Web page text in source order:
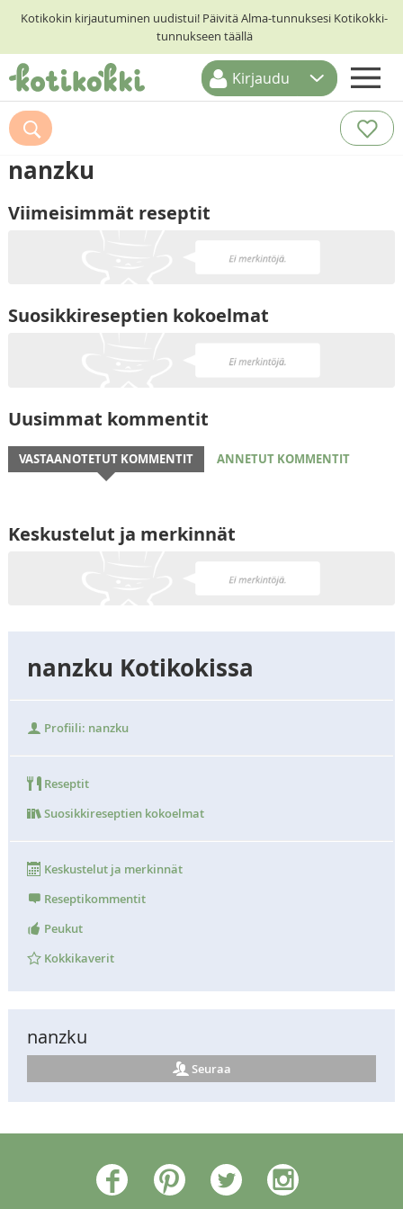
Kotikokin kirjautuminen uudistui! Päivitä Alma-tunnuksesi Kotikokki-
tunnukseen täällä
ETUSIVU
RESEPTIHAKU
RUOKATEEMAT
KESKUSTELUT
Kirjaudu
nanzku
Viimeisimmät reseptit
Suosikkireseptien kokoelmat
Uusimmat kommentit
VASTAANOTETUT KOMMENTIT ANNETUT KOMMENTIT
Keskustelut ja merkinnät
nanzku Kotikokissa
Profiili: nanzku
Reseptit
Suosikkireseptien kokoelmat
Keskustelut ja merkinnät
Reseptikommentit
Peukut
Kokkikaverit
nanzku
Seuraa